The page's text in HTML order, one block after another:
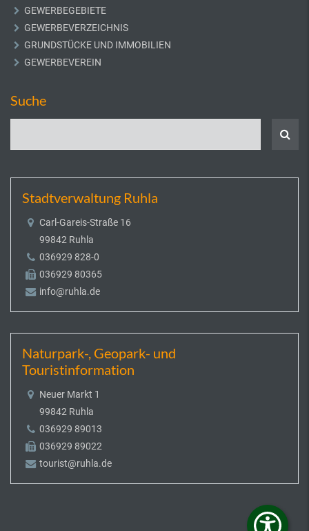
GEWERBEGEBIETE
GEWERBEVERZEICHNIS
GRUNDSTÜCKE UND IMMOBILIEN
GEWERBEVEREIN
Suche
Stadtverwaltung Ruhla
Carl-Gareis-Straße 16
99842 Ruhla
036929 828-0
036929 80365
info@ruhla.de
Naturpark-, Geopark- und
Touristinformation
Neuer Markt 1
99842 Ruhla
036929 89013
036929 89022
tourist@ruhla.de